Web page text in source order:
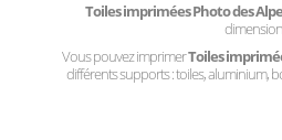
Toiles imprimées Photo des
Vous pouvez imprimerToiles
différents supports : toiles, aluminium,